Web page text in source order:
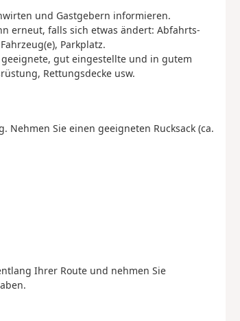
und Gastgebern informieren.
erneut, falls sich etwas ändert: Abfahrts-
Parkplatz.
gut eingestellte und in gutem
Rettungsdecke usw.
Sie einen geeigneten Rucksack (ca.
Ihrer Route und nehmen Sie